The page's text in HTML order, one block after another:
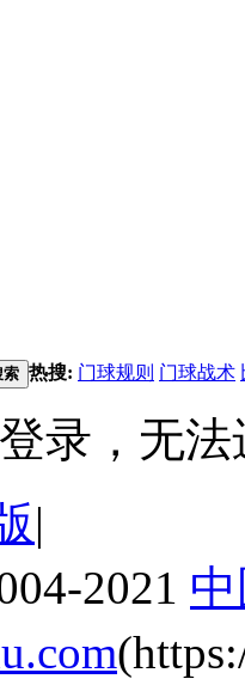
索 热搜: 门球规则 门球战术
录，无
|
2021